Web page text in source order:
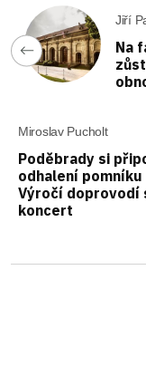
Jiří
Na
Miroslav Pucholt
Poděbrady si
odhalení
Výročí doprovodí
koncert